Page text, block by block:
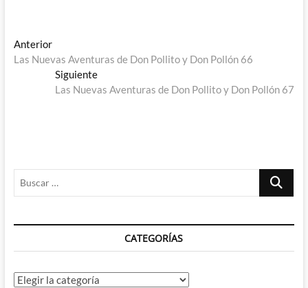
Navegación
de
entradas
AnteriorEntrada
anterior:
Las Nuevas Aventuras de Don Pollito y Don Pollón 66
SiguienteEntrada
siguiente:
Las Nuevas Aventuras de Don Pollito y Don Pollón 67
Buscar
CATEGORÍAS
Categorías